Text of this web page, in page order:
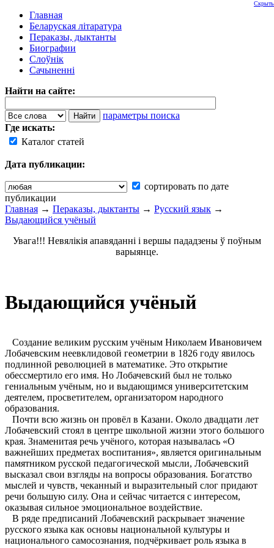
Главная
Беларуская літаратура
Пераказы, дыктанты
Биографии
Слоўнік
Сачыненні
Найти на сайте:
параметры поиска
Где искать:
Каталог статей
Дата публикации:
сортировать по дате
публикации
Скрыть
Главная → Пераказы, дыктанты → Русский язык →
Выдающийся учёный
Увага!!! Невялікія апавяданні і вершы пададзены ў поўным
варыянце.
Выдающийся учёный
Создание великим русским учёным Николаем Ивановичем
Лобачевским неевклидовой геометрии в 1826 году явилось
подлинной революцией в математике. Это открытие
обессмертило его имя. Но Лобачевский был не только
гениальным учёным, но и выдающимся университетским
деятелем, просветителем, организатором народного
образования.
Почти всю жизнь он провёл в Казани. Около двадцати лет
Лобачевский стоял в центре школьной жизни этого большого
края. Знаменитая речь учёного, которая называлась «О
важнейших предметах воспитания», является оригинальным
памятником русской педагогической мысли, Лобачевский
высказал свои взгляды на вопросы образования. Богатство
мыслей и чувств, чеканный и выразительный слог придают
речи большую силу. Она и сейчас читается с интересом,
оказывая сильное эмоциональное воздействие.
В ряде предписаний Лобачевский раскрывает значение
русского языка как основы национальной культуры и
национального самосознания, подчёркивает роль языка в